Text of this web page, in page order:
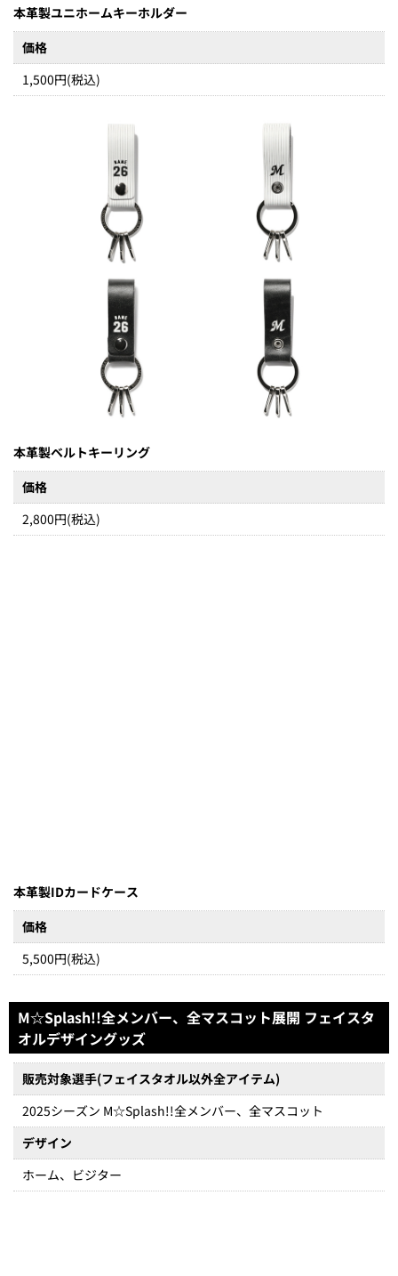
本革製ユニホームキーホルダー
価格
1,500円(税込)
本革製ベルトキーリング
価格
2,800円(税込)
本革製IDカードケース
価格
5,500円(税込)
M☆Splash!!全メンバー、全マスコット展開 フェイスタ
オルデザイングッズ
販売対象選手(フェイスタオル以外全アイテム)
2025シーズン M☆Splash!!全メンバー、全マスコット
デザイン
ホーム、ビジター